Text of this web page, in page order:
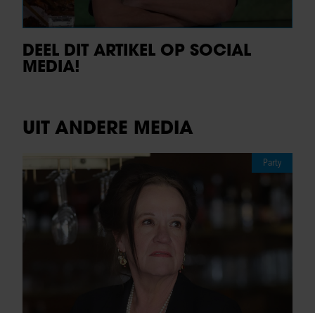
DEEL DIT ARTIKEL OP SOCIAL
MEDIA!
UIT ANDERE MEDIA
Party